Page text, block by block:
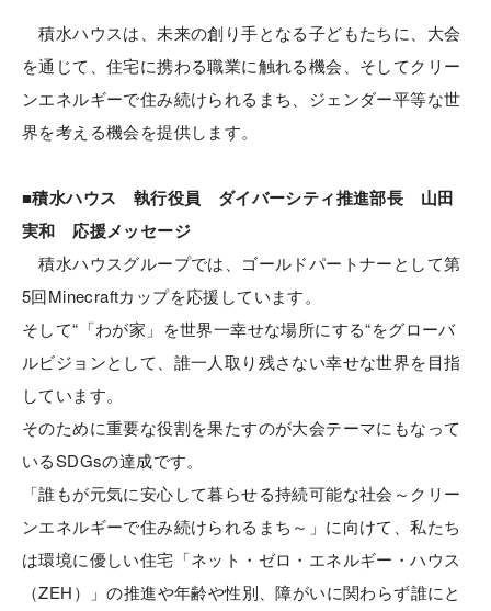
積水ハウスは、未来の創り手となる子どもたちに、大会
を通じて、住宅に携わる職業に触れる機会、そしてクリー
ンエネルギーで住み続けられるまち、ジェンダー平等な世
界を考える機会を提供します。
■積水ハウス 執行役員 ダイバーシティ推進部長 山田
実和 応援メッセージ
積水ハウスグループでは、ゴールドパートナーとして第
5回Minecraftカップを応援しています。
そして“「わが家」を世界一幸せな場所にする“をグローバ
ルビジョンとして、誰一人取り残さない幸せな世界を目指
しています。
そのために重要な役割を果たすのが大会テーマにもなって
いるSDGsの達成です。
「誰もが元気に安心して暮らせる持続可能な社会～クリー
ンエネルギーで住み続けられるまち～」に向けて、私たち
は環境に優しい住宅「ネット・ゼロ・エネルギー・ハウス
（ZEH）」の推進や年齢や性別、障がいに関わらず誰にと